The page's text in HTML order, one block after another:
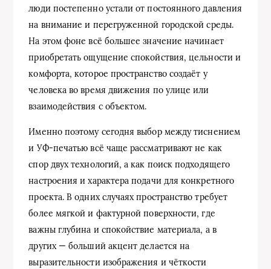
люди постепенно устали от постоянного давления
на внимание и перегруженной городской среды.
На этом фоне всё большее значение начинает
приобретать ощущение спокойствия, цельности и
комфорта, которое пространство создаёт у
человека во время движения по улице или
взаимодействия с объектом.
Именно поэтому сегодня выбор между тиснением
и УФ-печатью всё чаще рассматривают не как
спор двух технологий, а как поиск подходящего
настроения и характера подачи для конкретного
проекта. В одних случаях пространство требует
более мягкой и фактурной поверхности, где
важны глубина и спокойствие материала, а в
других — больший акцент делается на
выразительности изображения и чёткости